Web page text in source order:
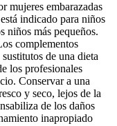
mujeres embarazadas
indicado para niños
niños más pequeños.
complementos
de una dieta
los profesionales
Conservar a una
y seco, lejos de la
de los daños
inapropiado